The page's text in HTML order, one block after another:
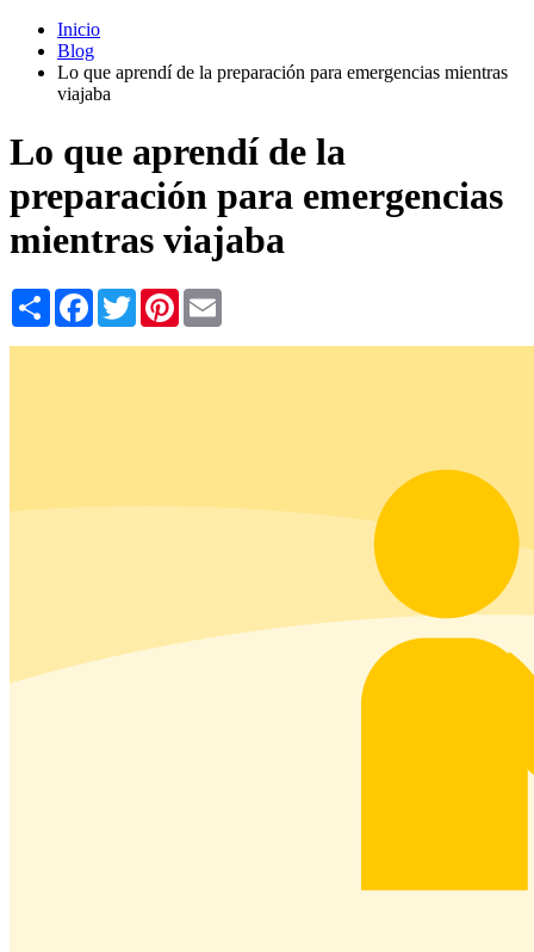
Inicio
Blog
Lo que aprendí de la preparación para emergencias mientras
viajaba
Lo que aprendí de la
preparación para emergencias
mientras viajaba
Share Facebook
TwitterPinterest